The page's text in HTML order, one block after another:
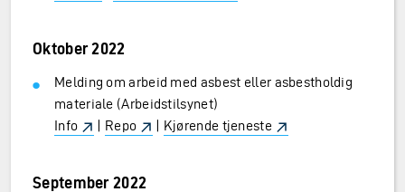
Oktober 2022
Melding om arbeid med asbest eller asbestholdig
materiale (Arbeidstilsynet)
Info
| Repo | Kjørende tjeneste
September 2022